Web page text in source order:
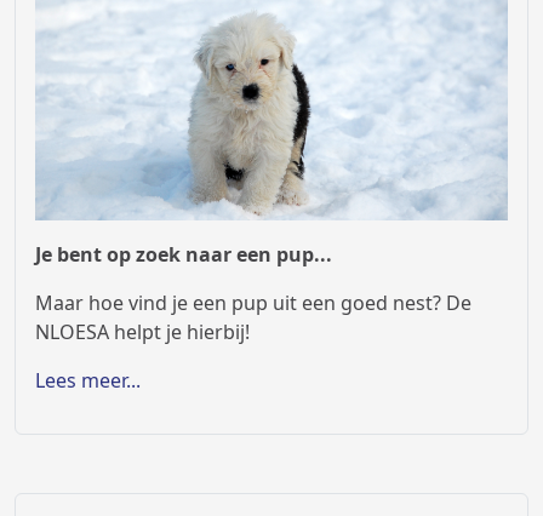
Je bent op zoek naar een pup...
Maar hoe vind je een pup uit een goed nest? De
NLOESA helpt je hierbij!
Lees meer...